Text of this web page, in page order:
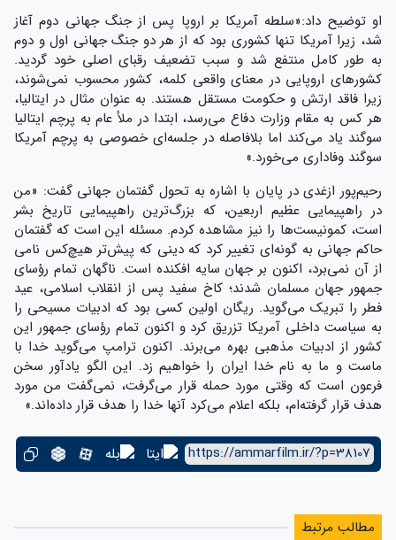
او توضیح داد:«سلطه آمریکا بر اروپا پس از جنگ جهانی دوم آغاز
شد، زیرا آمریکا تنها کشوری بود که از هر دو جنگ جهانی اول و دوم
به طور کامل منتفع شد و سبب تضعیف رقبای اصلی خود گردید.
کشورهای اروپایی در معنای واقعی کلمه، کشور محسوب نمی‌شوند،
زیرا فاقد ارتش و حکومت مستقل هستند. به عنوان مثال در ایتالیا،
هر کس به مقام وزارت دفاع می‌رسد، ابتدا در ملأ عام به پرچم ایتالیا
سوگند یاد می‌کند اما بلافاصله در جلسه‌ای خصوصی به پرچم آمریکا
سوگند وفاداری می‌خورد.»
رحیم‌پور ازغدی در پایان با اشاره به تحول گفتمان جهانی گفت: «من
در راهپیمایی عظیم اربعین، که بزرگ‌ترین راهپیمایی تاریخ بشر
است، کمونیست‌ها را نیز مشاهده کردم. مسئله این است که گفتمان
حاکم جهانی به گونه‌ای تغییر کرد که دینی که پیش‌تر هیچ‌کس نامی
از آن نمی‌برد، اکنون بر جهان سایه افکنده است. ناگهان تمام رؤسای
جمهور جهان مسلمان شدند؛ کاخ سفید پس از انقلاب اسلامی، عید
فطر را تبریک می‌گوید. ریگان اولین کسی بود که ادبیات مسیحی را
به سیاست داخلی آمریکا تزریق کرد و اکنون تمام رؤسای جمهور این
کشور از ادبیات مذهبی بهره می‌برند. اکنون ترامپ می‌گوید خدا با
ماست و ما به نام خدا ایران را خواهیم زد. این الگو یادآور سخن
فرعون است که وقتی مورد حمله قرار می‌گرفت، نمی‌گفت من مورد
هدف قرار گرفته‌ام، بلکه اعلام می‌کرد آنها خدا را هدف قرار داده‌اند.»
https://ammarfilm.ir/?p=38107
مطالب مرتبط